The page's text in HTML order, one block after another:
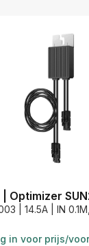
| Optimizer
| 14.5A | IN
in voor prijs/